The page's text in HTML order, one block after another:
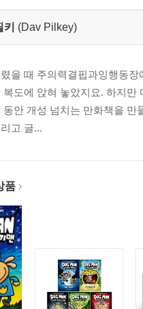
(Dav Pilkey)
을 때 주의력결핍과잉행동
복도에 앉혀 놓았지요. 하지
동안 개성 넘치는 만화책을
고 글...
품